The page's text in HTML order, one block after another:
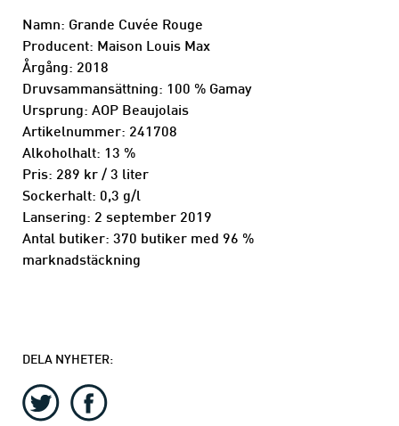
Namn: Grande Cuvée Rouge
Producent: Maison Louis Max
Årgång: 2018
Druvsammansättning: 100 % Gamay
Ursprung: AOP Beaujolais
Artikelnummer: 241708
Alkoholhalt: 13 %
Pris: 289 kr / 3 liter
Sockerhalt: 0,3 g/l
Lansering: 2 september 2019
Antal butiker: 370 butiker med 96 %
marknadstäckning
DELA NYHETER: